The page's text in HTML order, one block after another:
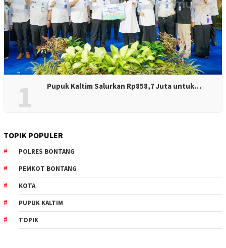
1 Pupuk Kaltim Salurkan Rp858,7 Juta untuk…
TOPIK POPULER
POLRES BONTANG
PEMKOT BONTANG
KOTA
PUPUK KALTIM
TOPIK